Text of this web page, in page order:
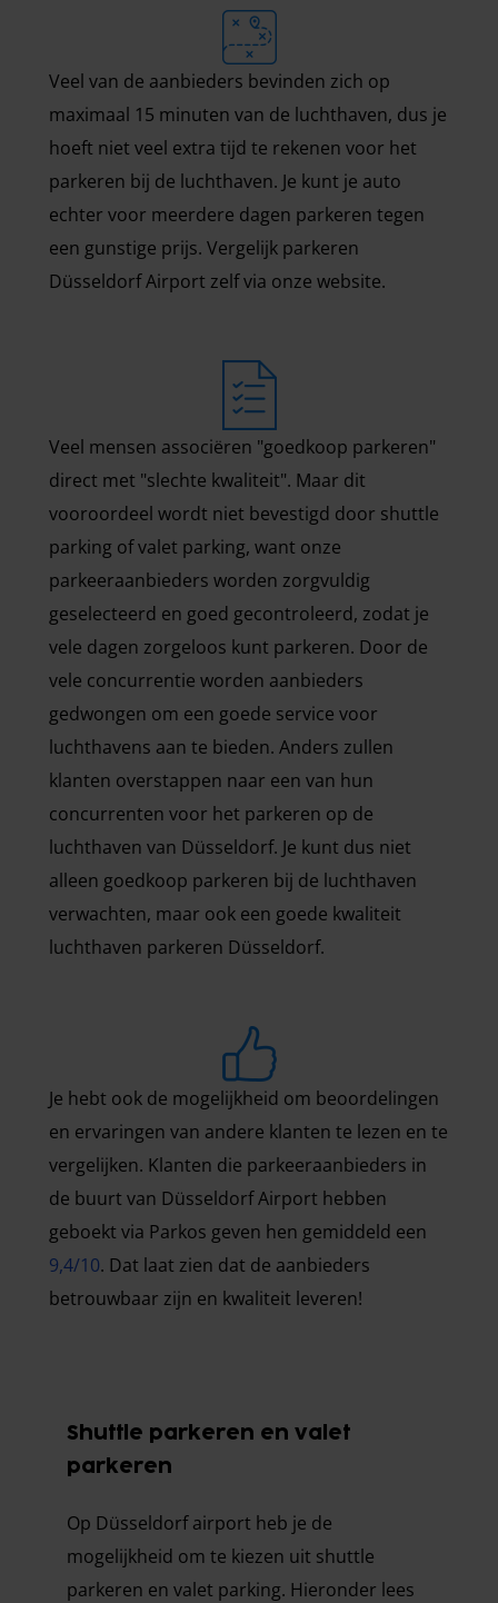
Veel van de aanbieders bevinden zich op
maximaal 15 minuten van de luchthaven, dus je
hoeft niet veel extra tijd te rekenen voor het
parkeren bij de luchthaven. Je kunt je auto
echter voor meerdere dagen parkeren tegen
een gunstige prijs. Vergelijk parkeren
Düsseldorf Airport zelf via onze website.
Veel mensen associëren "goedkoop parkeren"
direct met "slechte kwaliteit". Maar dit
vooroordeel wordt niet bevestigd door shuttle
parking of valet parking, want onze
parkeeraanbieders worden zorgvuldig
geselecteerd en goed gecontroleerd, zodat je
vele dagen zorgeloos kunt parkeren. Door de
vele concurrentie worden aanbieders
gedwongen om een goede service voor
luchthavens aan te bieden. Anders zullen
klanten overstappen naar een van hun
concurrenten voor het parkeren op de
luchthaven van Düsseldorf. Je kunt dus niet
alleen goedkoop parkeren bij de luchthaven
verwachten, maar ook een goede kwaliteit
luchthaven parkeren Düsseldorf.
Je hebt ook de mogelijkheid om beoordelingen
en ervaringen van andere klanten te lezen en te
vergelijken. Klanten die parkeeraanbieders in
de buurt van Düsseldorf Airport hebben
geboekt via Parkos geven hen gemiddeld een
9,4/10. Dat laat zien dat de aanbieders
betrouwbaar zijn en kwaliteit leveren!
Shuttle parkeren en valet
parkeren
Op Düsseldorf airport heb je de
mogelijkheid om te kiezen uit shuttle
parkeren en valet parking. Hieronder lees